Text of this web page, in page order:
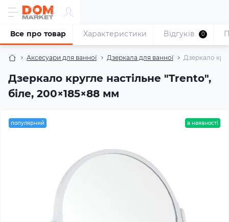
Аксесуари для ванної Дзеркала для ванної Дзеркало
Дзеркало кругле настільне "Trento",
біле, 200×185×88 мм
Все про товар Характеристики Відгуків 0
популярний в наявності